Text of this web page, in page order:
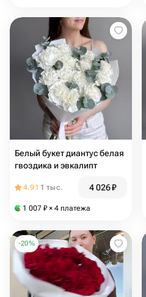
Белый букет диантус белая
гвоздика и эвкалипт
4.91 1 тыс. 4 026₽
1 007 ₽ × 4 платежа
-20%